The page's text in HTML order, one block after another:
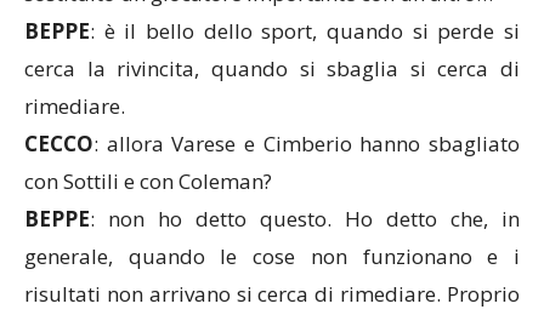
BEPPE: è il bello dello sport, quando si perde si
cerca la rivincita, quando si sbaglia si cerca di
rimediare.
CECCO: allora Varese e Cimberio hanno sbagliato
con Sottili e con Coleman?
BEPPE: non ho detto questo. Ho detto che, in
generale, quando le cose non funzionano e i
risultati non arrivano si cerca di rimediare. Proprio